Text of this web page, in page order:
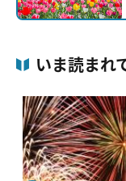
いま読まれ